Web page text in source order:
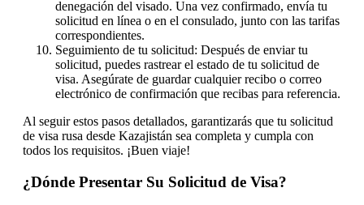
denegación del visado. Una vez confirmado, envía tu
solicitud en línea o en el consulado, junto con las tarifas
correspondientes.
Seguimiento de tu solicitud: Después de enviar tu
solicitud, puedes rastrear el estado de tu solicitud de
visa. Asegúrate de guardar cualquier recibo o correo
electrónico de confirmación que recibas para referencia.
Al seguir estos pasos detallados, garantizarás que tu solicitud
de visa rusa desde Kazajistán sea completa y cumpla con
todos los requisitos. ¡Buen viaje!
¿Dónde Presentar Su Solicitud de Visa?